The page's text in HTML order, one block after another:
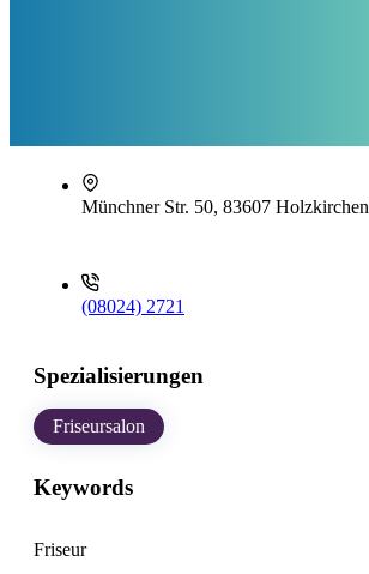
Münchner Str. 50, 83607 Holzkirchen
(08024) 2721
Spezialisierungen
Friseursalon
Keywords
Friseur